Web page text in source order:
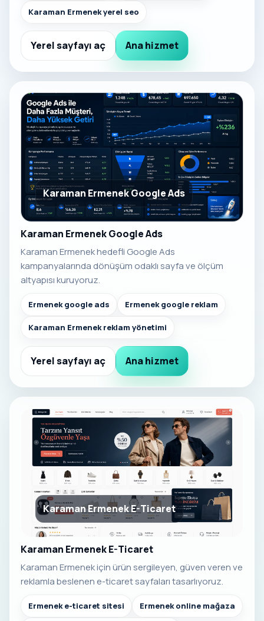
Karaman Ermenek yerel seo
Yerel sayfayı aç Ana hizmet
Karaman Ermenek Google Ads
Karaman Ermenek Google Ads
Karaman Ermenek hedefli Google Ads
kampanyalarında dönüşüm odaklı sayfa ve ölçüm
altyapısı kuruyoruz.
Ermenek google ads Ermenek google reklam
Karaman Ermenek reklam yönetimi
Yerel sayfayı aç Ana hizmet
Karaman Ermenek E-Ticaret
Karaman Ermenek E-Ticaret
Karaman Ermenek için ürün sergileyen, güven veren ve
reklamla beslenen e-ticaret sayfaları tasarlıyoruz.
Ermenek e-ticaret sitesi Ermenek online mağaza